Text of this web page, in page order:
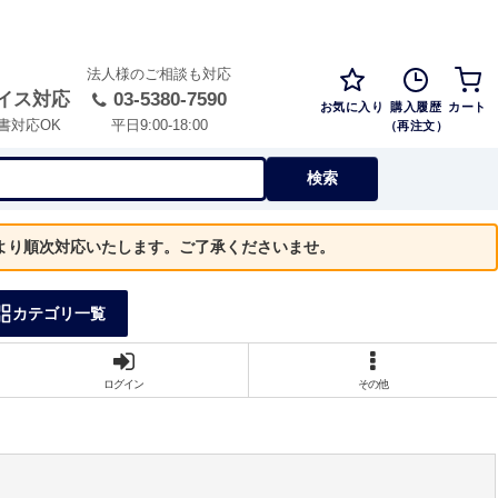
ス対応
対応OK
法人様のご相談も対応
03-5380-7590
平日9:00-18:00
お気に入り 購入履歴
（再注文）
カート
検索
順次対応いたします。ご了承くださいませ。
カテゴリ一覧
ログイン その他